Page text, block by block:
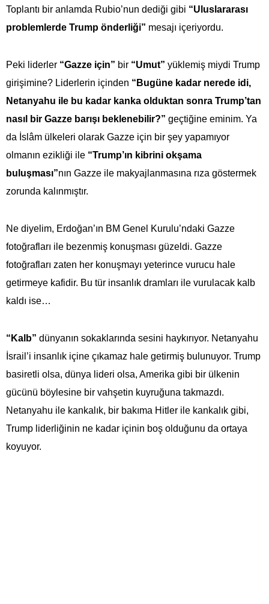
Toplantı bir anlamda Rubio’nun dediği gibi “Uluslararası
problemlerde Trump önderliği” mesajı içeriyordu.
Peki liderler “Gazze için” bir “Umut” yüklemiş miydi Trump
girişimine? Liderlerin içinden “Bugüne kadar nerede idi,
Netanyahu ile bu kadar kanka olduktan sonra Trump’tan
nasıl bir Gazze barışı beklenebilir?” geçtiğine eminim. Ya
da İslâm ülkeleri olarak Gazze için bir şey yapamıyor
olmanın ezikliği ile “Trump’ın kibrini okşama
buluşması”nın Gazze ile makyajlanmasına rıza göstermek
zorunda kalınmıştır.
Ne diyelim, Erdoğan’ın BM Genel Kurulu’ndaki Gazze
fotoğrafları ile bezenmiş konuşması güzeldi. Gazze
fotoğrafları zaten her konuşmayı yeterince vurucu hale
getirmeye kafidir. Bu tür insanlık dramları ile vurulacak kalb
kaldı ise…
“Kalb” dünyanın sokaklarında sesini haykırıyor. Netanyahu
İsrail’i insanlık içine çıkamaz hale getirmiş bulunuyor. Trump
basiretli olsa, dünya lideri olsa, Amerika gibi bir ülkenin
gücünü böylesine bir vahşetin kuyruğuna takmazdı.
Netanyahu ile kankalık, bir bakıma Hitler ile kankalık gibi,
Trump liderliğinin ne kadar içinin boş olduğunu da ortaya
koyuyor.